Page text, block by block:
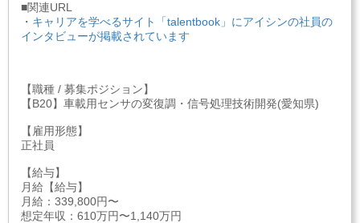
■関連URL
・ キャリアを学べるサイト「talentbook」にアイシンの社員の
インタビューが掲載されています
【職種 / 募集ポジション】
【B20】車載用センサの変復調・信号処理技術開発(愛知県)
【雇用形態】
正社員
【給与】
月給【給与】
月給：339,800円〜
想定年収：610万円〜1,140万円